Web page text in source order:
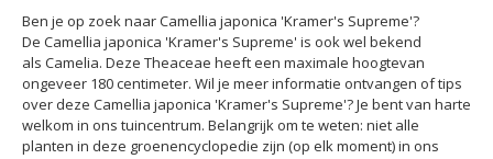
Ben je op zoek naar Camellia japonica 'Kramer's Supreme'?
De Camellia japonica 'Kramer's Supreme' is ook wel bekend
als Camelia. Deze Theaceae heeft een maximale hoogtevan
ongeveer 180 centimeter. Wil je meer informatie ontvangen of tips
over deze Camellia japonica 'Kramer's Supreme'? Je bent van harte
welkom in ons tuincentrum. Belangrijk om te weten: niet alle
planten in deze groenencyclopedie zijn (op elk moment) in ons